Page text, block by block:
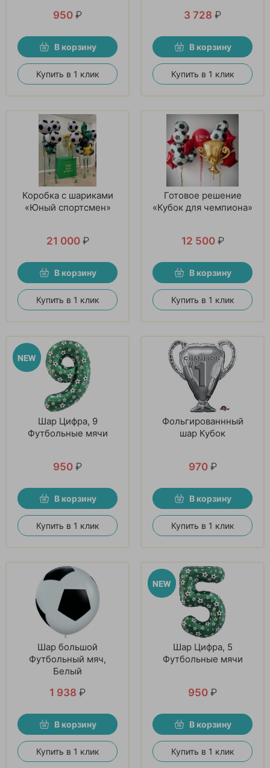
950 ₽
В корзину
Купить в 1 клик
3 728 ₽
В корзину
Купить в 1 клик
Коробка с шариками
«Юный спортсмен»
21 000 ₽
В корзину
Купить в 1 клик
Готовое решение
«Кубок для чемпиона»
12 500 ₽
В корзину
Купить в 1 клик
Шар Цифра, 9
Футбольные мячи
950 ₽
В корзину
Купить в 1 клик
Фольгированнный
шар Кубок
970 ₽
В корзину
Купить в 1 клик
Шар большой
Футбольный мяч,
Белый
1 938 ₽
В корзину
Купить в 1 клик
Шар Цифра, 5
Футбольные мячи
950 ₽
В корзину
Купить в 1 клик